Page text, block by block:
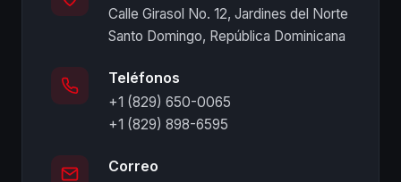
Calle Girasol No. 12, Jardines del Norte
Santo Domingo, República Dominicana
Teléfonos
+1 (829) 650-0065
+1 (829) 898-6595
Correo